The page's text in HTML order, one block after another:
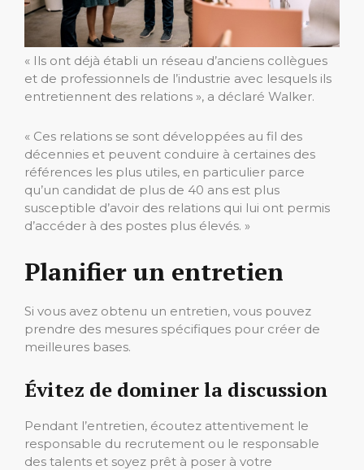
« Ils ont déjà établi un réseau d’anciens collègues
et de professionnels de l’industrie avec lesquels ils
entretiennent des relations », a déclaré Walker.
« Ces relations se sont développées au fil des
décennies et peuvent conduire à certaines des
références les plus utiles, en particulier parce
qu’un candidat de plus de 40 ans est plus
susceptible d’avoir des relations qui lui ont permis
d’accéder à des postes plus élevés. »
Planifier un entretien
Si vous avez obtenu un entretien, vous pouvez
prendre des mesures spécifiques pour créer de
meilleures bases.
Évitez de dominer la discussion
Pendant l’entretien, écoutez attentivement le
responsable du recrutement ou le responsable
des talents et soyez prêt à poser à votre